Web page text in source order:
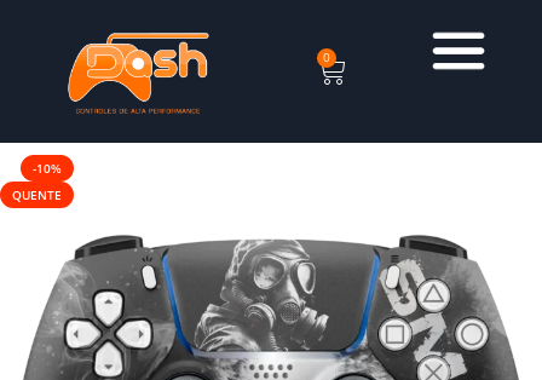
0
-10%
QUENTE